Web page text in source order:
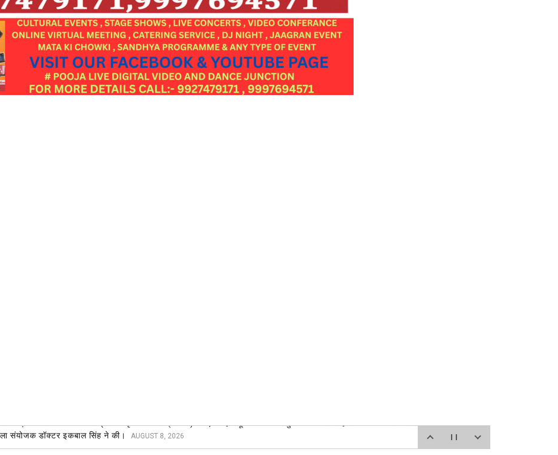
रुड़की भारतीय जनता पार्टी (सेवा निवृत कर्मचारी प्रकोष्ठ) की एक महत्वपूर्ण बैठक गणेशपुर स्थित जिला सह संयोजक चौधरी बालेश सिंह के आवास पर
संयोजक डॉक्टर इकबाल सिंह ने की।AUGUST 8, 2026